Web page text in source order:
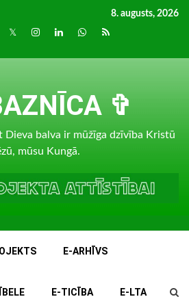
8. augusts, 2026
TwitterInstagram
LinkedInwhatsapp
RSS
✞
Dieva balva ir mūžīga dzīvība Kristū
mūsu Kungā.
E-ARHĪVS
E-TICĪBA E-LTA